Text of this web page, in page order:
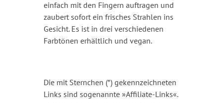
einfach mit den Fingern auftragen und
zaubert sofort ein frisches Strahlen ins
Gesicht. Es ist in drei verschiedenen
Farbtönen erhältlich und vegan.
Die mit Sternchen (*) gekennzeichneten
Links sind sogenannte »Affiliate-Links«.